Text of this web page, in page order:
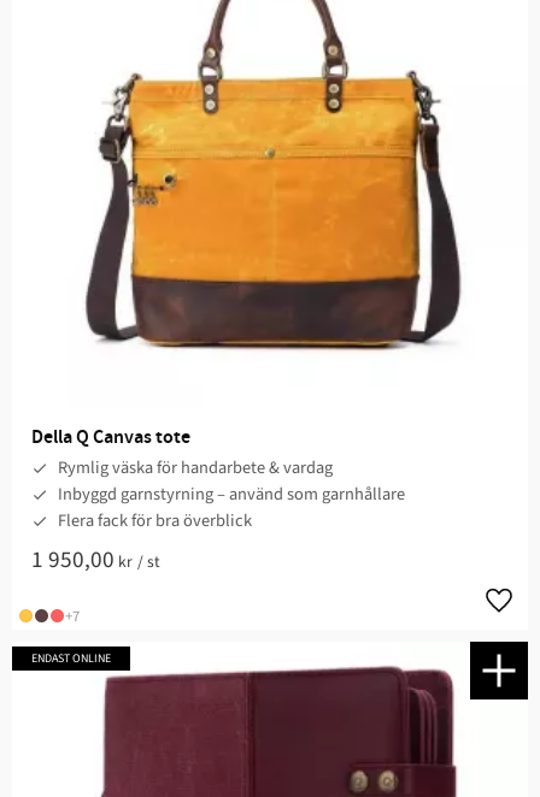
Della Q Canvas tote
Rymlig väska för handarbete & vardag
Inbyggd garnstyrning – använd som garnhållare
Flera fack för bra överblick
1 950,00 kr /st
+7
ENDAST ONLINE